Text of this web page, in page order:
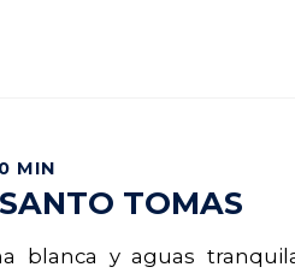
MIN
TOMAS
blanca y aguas